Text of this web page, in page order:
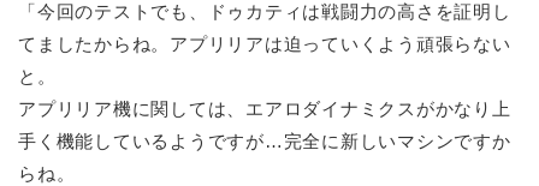
「今回のテストでも、ドゥカティは戦闘力の高さを証明し
てましたからね。アプリリアは迫っていくよう頑張らない
と。
アプリリア機に関しては、エアロダイナミクスがかなり上
手く機能しているようですが…完全に新しいマシンですか
らね。